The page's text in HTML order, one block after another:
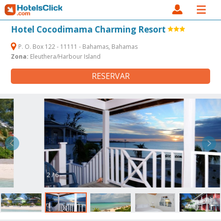
Hotel Cocodimama Charming Resort
P. O. Box 122 - 11111 - Bahamas, Bahamas
Zona: Eleuthera/Harbour Island
RESERVAR